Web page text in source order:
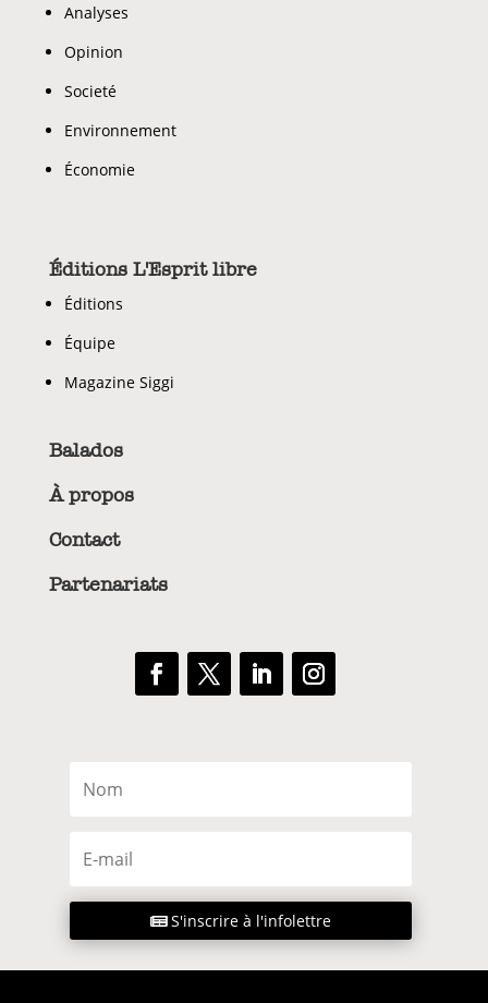
Analyses
Opinion
Societé
Environnement
Économie
Éditions L'Esprit libre
Éditions
Équipe
Magazine Siggi
Balados
À propos
Contact
Partenariats
S'inscrire à l'infolettre